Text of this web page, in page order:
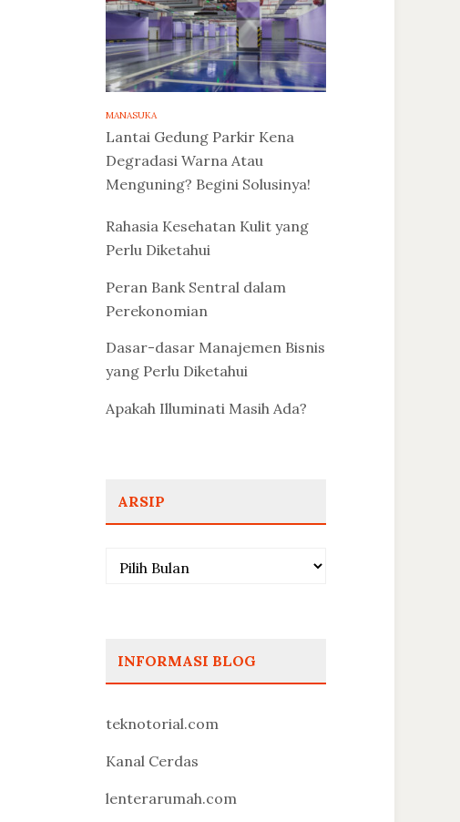
MANASUKA
Lantai Gedung Parkir Kena
Degradasi Warna Atau
Menguning? Begini Solusinya!
Rahasia Kesehatan Kulit yang
Perlu Diketahui
Peran Bank Sentral dalam
Perekonomian
Dasar-dasar Manajemen Bisnis
yang Perlu Diketahui
Apakah Illuminati Masih Ada?
ARSIP
Arsip
INFORMASI BLOG
teknotorial.com
Kanal Cerdas
lenterarumah.com